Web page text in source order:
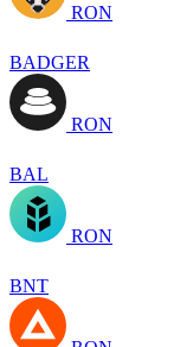
RON
BADGER
RON
BAL
RON
BNT